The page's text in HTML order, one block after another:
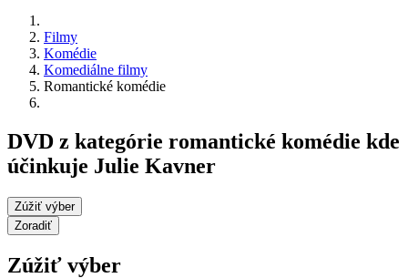
Filmy
Komédie
Komediálne filmy
Romantické komédie
DVD z kategórie romantické komédie kde
účinkuje Julie Kavner
Zúžiť výber
Zoradiť
Zúžiť výber